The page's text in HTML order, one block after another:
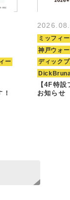
ー
ミッフィー
神戸ウォ
ディック
【4F特
お知らせ